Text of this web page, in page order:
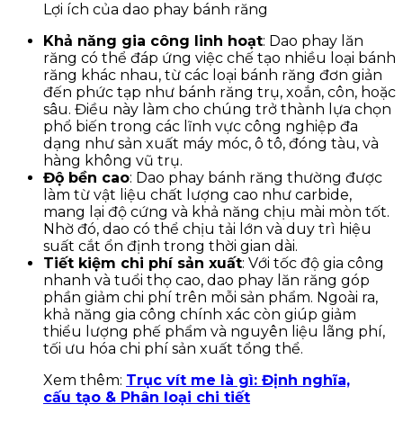
Lợi ích của dao phay bánh răng
Khả năng gia công linh hoạt: Dao phay lăn
răng có thể đáp ứng việc chế tạo nhiều loại bánh
răng khác nhau, từ các loại bánh răng đơn giản
đến phức tạp như bánh răng trụ, xoắn, côn, hoặc
sâu. Điều này làm cho chúng trở thành lựa chọn
phổ biến trong các lĩnh vực công nghiệp đa
dạng như sản xuất máy móc, ô tô, đóng tàu, và
hàng không vũ trụ.
Độ bền cao: Dao phay bánh răng thường được
làm từ vật liệu chất lượng cao như carbide,
mang lại độ cứng và khả năng chịu mài mòn tốt.
Nhờ đó, dao có thể chịu tải lớn và duy trì hiệu
suất cắt ổn định trong thời gian dài.
Tiết kiệm chi phí sản xuất: Với tốc độ gia công
nhanh và tuổi thọ cao, dao phay lăn răng góp
phần giảm chi phí trên mỗi sản phẩm. Ngoài ra,
khả năng gia công chính xác còn giúp giảm
thiểu lượng phế phẩm và nguyên liệu lãng phí,
tối ưu hóa chi phí sản xuất tổng thể.
Xem thêm: Trục vít me là gì: Định nghĩa,
cấu tạo & Phân loại chi tiết